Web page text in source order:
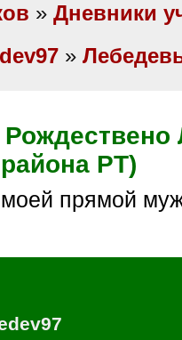
» Дневники
»
района РТ)
моей прямой